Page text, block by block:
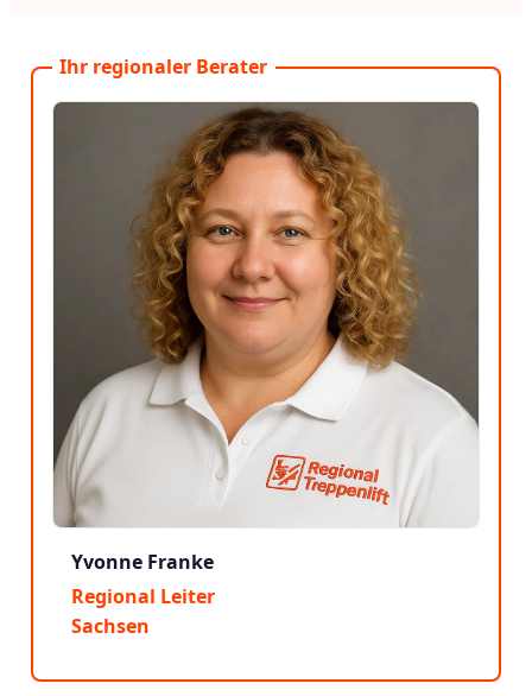
Ihr regionaler Berater
Yvonne Franke
Regional Leiter
Sachsen